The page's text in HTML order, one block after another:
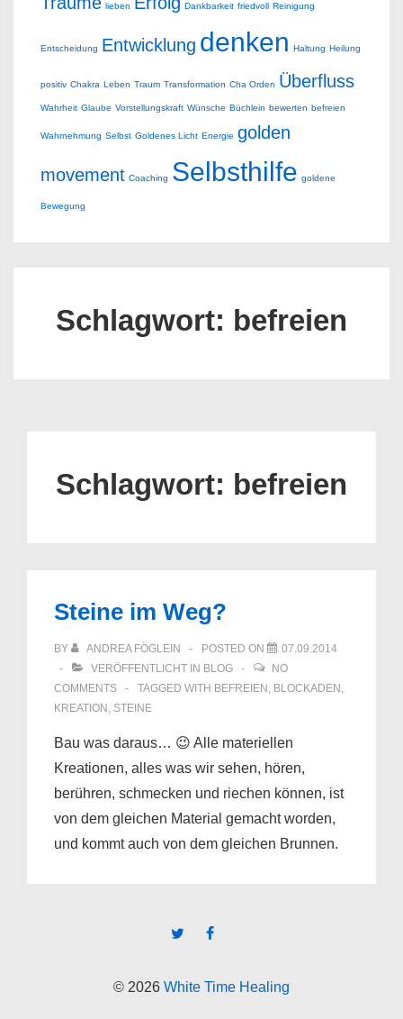
lieben Dankbarkeit friedvoll Reinigung
Entscheidung Entwicklung denken Haltung Heilung
positiv Chakra Leben Traum Transformation Cha Orden Überfluss
Wahrheit Glaube Vorstellungskraft Wünsche Büchlein bewerten befreien
Wahrnehmung Selbst Goldenes Licht Energie golden
movement Coaching Selbsthilfe goldene
Bewegung
Schlagwort: befreien
Schlagwort: befreien
Steine im Weg?
BY ANDREA FÖGLEIN POSTED ON
07.09.2014
VERÖFFENTLICHT IN BLOG
NO
COMMENTS
TAGGED WITH BEFREIEN , BLOCKADEN ,
KREATION , STEINE
Bau was daraus… 😉 Alle materiellen
Kreationen, alles was wir sehen, hören,
berühren, schmecken und riechen können, ist
von dem gleichen Material gemacht worden,
und kommt auch von dem gleichen Brunnen.
© 2026 White Time Healing